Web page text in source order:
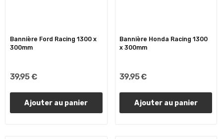
Bannière Ford Racing 1300 x
300mm
39,95 €
Ajouter au panier
Bannière Honda Racing 1300
x 300mm
39,95 €
Ajouter au panier